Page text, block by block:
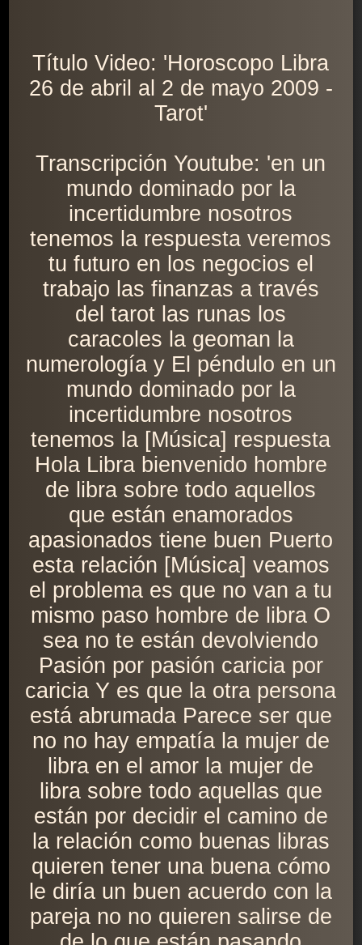
Título Video: 'Horoscopo Libra
26 de abril al 2 de mayo 2009 -
Tarot'
Transcripción Youtube: 'en un
mundo dominado por la
incertidumbre nosotros
tenemos la respuesta veremos
tu futuro en los negocios el
trabajo las finanzas a través
del tarot las runas los
caracoles la geoman la
numerología y El péndulo en un
mundo dominado por la
incertidumbre nosotros
tenemos la [Música] respuesta
Hola Libra bienvenido hombre
de libra sobre todo aquellos
que están enamorados
apasionados tiene buen Puerto
esta relación [Música] veamos
el problema es que no van a tu
mismo paso hombre de libra O
sea no te están devolviendo
Pasión por pasión caricia por
caricia Y es que la otra persona
está abrumada Parece ser que
no no hay empatía la mujer de
libra en el amor la mujer de
libra sobre todo aquellas que
están por decidir el camino de
la relación como buenas libras
quieren tener una buena cómo
le diría un buen acuerdo con la
pareja no no quieren salirse de